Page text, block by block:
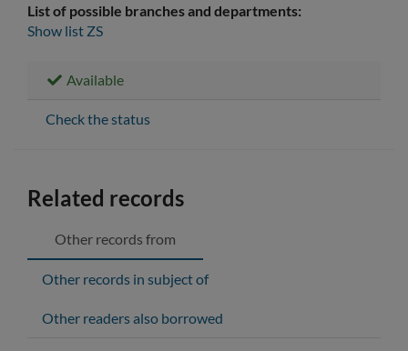
List of possible branches and departments:
Show list ZS
Available
Check the status
Related records
Other records from
Other records in subject of
Other readers also borrowed